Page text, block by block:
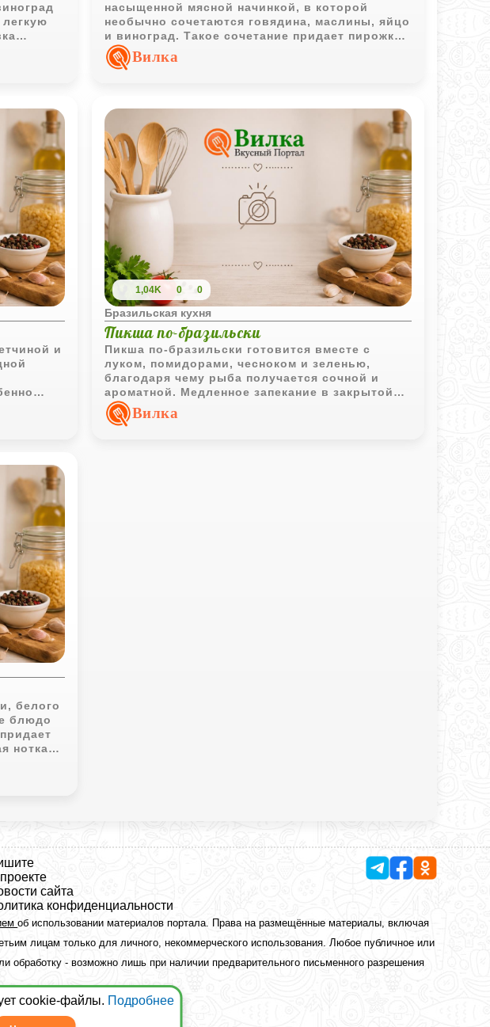
насыщенной мясной начинкой, в которой
необычно сочетаются говядина, маслины, яйцо
и виноград. Такое сочетание придает пирожкам
характерный вкус и делает их интересным
представителем латиноамериканской кухни.
Вилка
и
1,04K 0 0
Бразильская кухня
Пикша по-бразильски
Пикша по-бразильски готовится вместе с
луком, помидорами, чесноком и зеленью,
благодаря чему рыба получается сочной и
ароматной. Медленное запекание в закрытой
посуде позволяет ингредиентам обменяться
вкусами и сохранить естественную мягкость.
Вилка
белого
блюдо
нотка
сайта
конфиденциальности
об использовании материалов портала. Права на размещённые материалы, включая
лицам только для личного, некоммерческого использования. Любое публичное или
- возможно лишь при наличии предварительного письменного разрешения
cookie-файлы. Подробнее